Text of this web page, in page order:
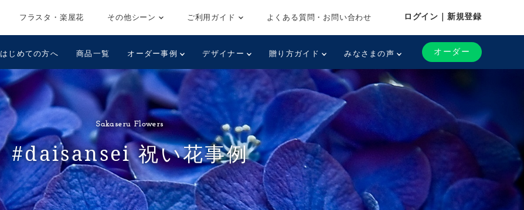
フラスタ・楽屋花 その他シーン ご利用ガイド よくある質問・お問い合わせ ログイン｜新規登録
はじめての方へ 商品一覧 オーダー事例 デザイナー 贈り方ガイド みなさまの声 オーダー
Sakaseru Flowers
#daisansei 祝い花事例